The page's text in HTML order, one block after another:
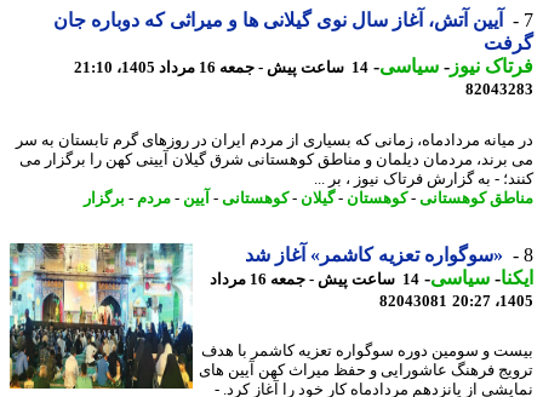
آیین آتش، آغاز سال نوی گیلانی ها و میراثی که دوباره جان
نیوز-سیاسی-14 ساعت پیش - جمعه 16 مرداد 1405، 21:10
مردادماه، زمانی که بسیاری از مردم ایران در روزهای گرم تابستان به سر
مردمان دیلمان و مناطق کوهستانی شرق گیلان آیینی کهن را برگزار می
- به گزارش فرتاک نیوز ، بر ...
کوهستانی-کوهستان-گیلان-کوهستانی-آیین -مردم- برگزار
«سوگواره تعزیه کاشمر» آغاز شد
-سیاسی-
14 ساعت پیش - جمعه 16 مرداد
82043081
و سومین دوره سوگواره تعزیه کاشمر با هدف
فرهنگ عاشورایی و حفظ میراث کهن آیین های
از پانزدهم مردادماه کار خود را آغاز کرد. -